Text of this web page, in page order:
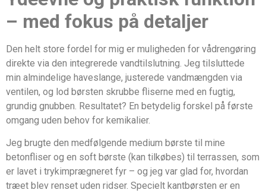
– med fokus på detaljer
Den helt store fordel for mig er muligheden for vådrengøring
direkte via den integrerede vandtilslutning. Jeg tilsluttede
min almindelige haveslange, justerede vandmængden via
ventilen, og lod børsten skrubbe fliserne med en fugtig,
grundig gnubben. Resultatet? En betydelig forskel på første
omgang uden behov for kemikalier.
Jeg brugte den medfølgende medium børste til mine
betonfliser og en soft børste (kan tilkøbes) til terrassen, som
er lavet i trykimprægneret fyr – og jeg var glad for, hvordan
træet blev renset uden ridser. Specielt kantbørsten er en